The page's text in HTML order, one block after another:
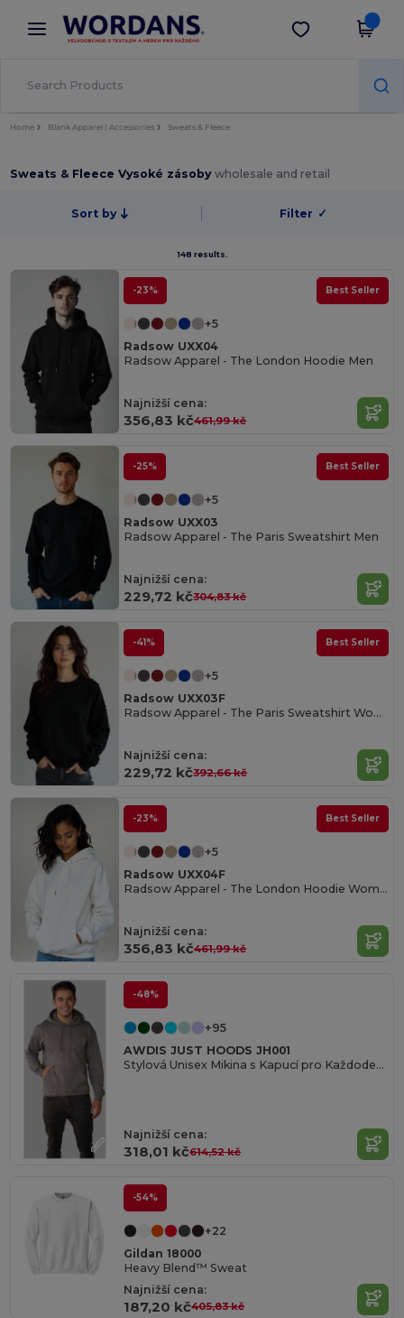
× Aplikace Wordans
Lepší ceny v aplikaci!
Stáhnout app
Home Blank Apparel | Accessories Sweats & Fleece
Sweats & Fleece Vysoké zásobywholesale and retail
Sort by Filter ✓
148 results.
-23% Best Seller
+5
Radsow UXX04
Radsow Apparel - The London Hoodie Men
Najnižší cena:
356,83 kč461,99 kč
-25% Best Seller
+5
Radsow UXX03
Radsow Apparel - The Paris Sweatshirt Men
Najnižší cena:
229,72 kč304,83 kč
-41% Best Seller
+5
Radsow UXX03F
Radsow Apparel - The Paris Sweatshirt Women
Najnižší cena:
229,72 kč392,66 kč
-23% Best Seller
+5
Radsow UXX04F
Radsow Apparel - The London Hoodie Women
Najnižší cena:
356,83 kč461,99 kč
-48%
+95
AWDIS JUST HOODS JH001
Stylová Unisex Mikina s Kapucí pro Každodenní Nošení
Najnižší cena:
318,01 kč614,52 kč
-54%
+22
Gildan 18000
Heavy Blend™ Sweat
Najnižší cena:
187,20 kč405,83 kč